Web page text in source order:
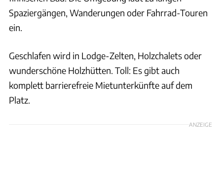
Spaziergängen, Wanderungen oder Fahrrad-Touren
ein.
Geschlafen wird in Lodge-Zelten, Holzchalets oder
wunderschöne Holzhütten. Toll: Es gibt auch
komplett barrierefreie Mietunterkünfte auf dem
Platz.
ANZEIGE